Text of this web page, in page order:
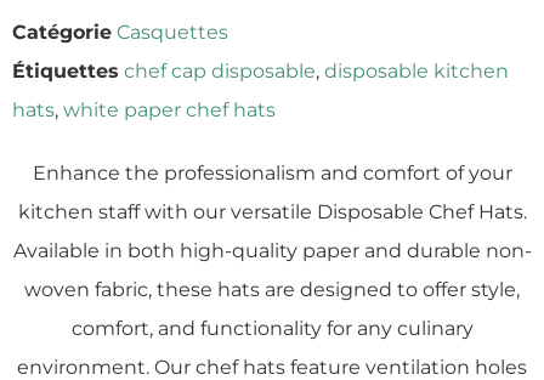
Catégorie Casquettes
Étiquettes chef cap disposable, disposable kitchen
hats, white paper chef hats
Enhance the professionalism and comfort of your
kitchen staff with our versatile Disposable Chef Hats.
Available in both high-quality paper and durable non-
woven fabric, these hats are designed to offer style,
comfort, and functionality for any culinary
environment. Our chef hats feature ventilation holes